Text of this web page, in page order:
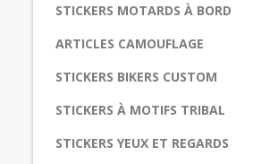
STICKERS MOTARDS À BORD
ARTICLES CAMOUFLAGE
STICKERS BIKERS CUSTOM
STICKERS À MOTIFS TRIBAL
STICKERS YEUX ET REGARDS